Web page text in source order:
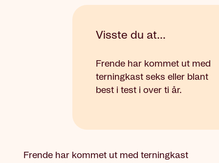
Visste du at...
Frende har kommet ut med
terningkast seks eller blant
best i test i over ti år.
Frende har kommet ut med terningkast